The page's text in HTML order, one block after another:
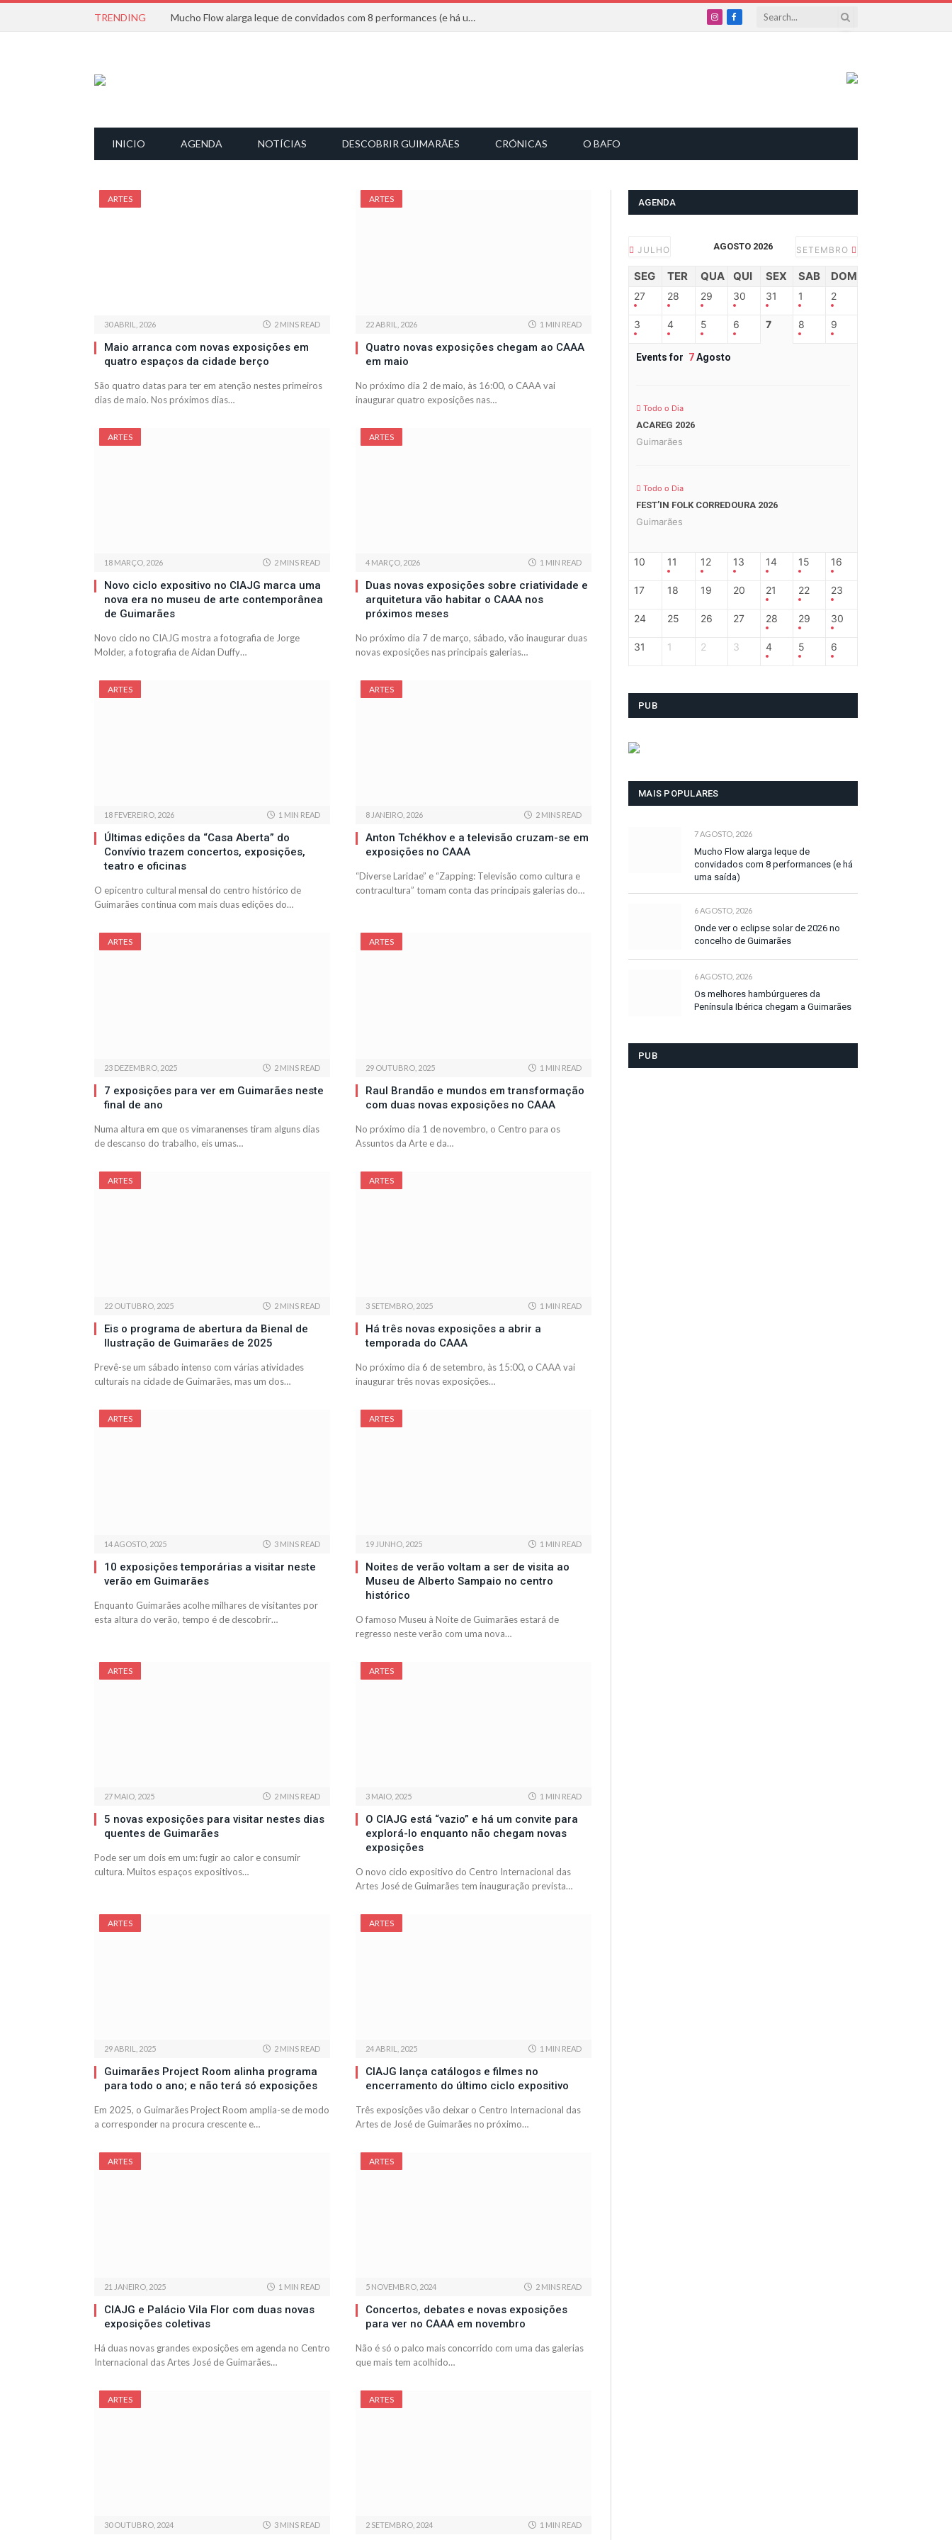
TRENDING Mucho Flow alarga leque de convidados com 8 performances (e há uma saída)
InstagramFacebook
INICIO AGENDA NOTÍCIAS DESCOBRIR GUIMARÃES CRÓNICAS O BAFO
ARTES
30 ABRIL, 2026 2 MINS READ
Maio arranca com novas exposições em
quatro espaços da cidade berço
São quatro datas para ter em atenção nestes primeiros
dias de maio. Nos próximos dias…
ARTES
22 ABRIL, 2026 1 MIN READ
Quatro novas exposições chegam ao CAAA
em maio
No próximo dia 2 de maio, às 16:00, o CAAA vai
inaugurar quatro exposições nas…
ARTES
18 MARÇO, 2026 2 MINS READ
Novo ciclo expositivo no CIAJG marca uma
nova era no museu de arte contemporânea
de Guimarães
Novo ciclo no CIAJG mostra a fotografia de Jorge
Molder, a fotografia de Aidan Duffy…
ARTES
4 MARÇO, 2026 1 MIN READ
Duas novas exposições sobre criatividade e
arquitetura vão habitar o CAAA nos
próximos meses
No próximo dia 7 de março, sábado, vão inaugurar duas
novas exposições nas principais galerias…
ARTES
18 FEVEREIRO, 2026 1 MIN READ
Últimas edições da “Casa Aberta” do
Convívio trazem concertos, exposições,
teatro e oficinas
O epicentro cultural mensal do centro histórico de
Guimarães continua com mais duas edições do…
ARTES
8 JANEIRO, 2026 2 MINS READ
Anton Tchékhov e a televisão cruzam-se em
exposições no CAAA
“Diverse Laridae” e “Zapping: Televisão como cultura e
contracultura” tomam conta das principais galerias do…
ARTES
23 DEZEMBRO, 2025 2 MINS READ
7 exposições para ver em Guimarães neste
final de ano
Numa altura em que os vimaranenses tiram alguns dias
de descanso do trabalho, eis umas…
ARTES
29 OUTUBRO, 2025 1 MIN READ
Raul Brandão e mundos em transformação
com duas novas exposições no CAAA
No próximo dia 1 de novembro, o Centro para os
Assuntos da Arte e da…
ARTES
22 OUTUBRO, 2025 2 MINS READ
Eis o programa de abertura da Bienal de
Ilustração de Guimarães de 2025
Prevê-se um sábado intenso com várias atividades
culturais na cidade de Guimarães, mas um dos…
ARTES
3 SETEMBRO, 2025 1 MIN READ
Há três novas exposições a abrir a
temporada do CAAA
No próximo dia 6 de setembro, às 15:00, o CAAA vai
inaugurar três novas exposições…
ARTES
14 AGOSTO, 2025 3 MINS READ
10 exposições temporárias a visitar neste
verão em Guimarães
Enquanto Guimarães acolhe milhares de visitantes por
esta altura do verão, tempo é de descobrir…
ARTES
19 JUNHO, 2025 1 MIN READ
Noites de verão voltam a ser de visita ao
Museu de Alberto Sampaio no centro
histórico
O famoso Museu à Noite de Guimarães estará de
regresso neste verão com uma nova…
ARTES
27 MAIO, 2025 2 MINS READ
5 novas exposições para visitar nestes dias
quentes de Guimarães
Pode ser um dois em um: fugir ao calor e consumir
cultura. Muitos espaços expositivos…
ARTES
3 MAIO, 2025 1 MIN READ
O CIAJG está “vazio” e há um convite para
explorá-lo enquanto não chegam novas
exposições
O novo ciclo expositivo do Centro Internacional das
Artes José de Guimarães tem inauguração prevista…
ARTES
29 ABRIL, 2025 2 MINS READ
Guimarães Project Room alinha programa
para todo o ano; e não terá só exposições
Em 2025, o Guimarães Project Room amplia-se de modo
a corresponder na procura crescente e…
ARTES
24 ABRIL, 2025 1 MIN READ
CIAJG lança catálogos e filmes no
encerramento do último ciclo expositivo
Três exposições vão deixar o Centro Internacional das
Artes de José de Guimarães no próximo…
ARTES
21 JANEIRO, 2025 1 MIN READ
CIAJG e Palácio Vila Flor com duas novas
exposições coletivas
Há duas novas grandes exposições em agenda no Centro
Internacional das Artes José de Guimarães…
ARTES
5 NOVEMBRO, 2024 2 MINS READ
Concertos, debates e novas exposições
para ver no CAAA em novembro
Não é só o palco mais concorrido com uma das galerias
que mais tem acolhido…
ARTES
30 OUTUBRO, 2024 3 MINS READ
ARTES
2 SETEMBRO, 2024 1 MIN READ
AGENDA
JULHO AGOSTO 2026 SETEMBRO
SEG TER QUA QUI SEX SAB DOM
27 28 29 30 31 1 2
3 4 5 6 7 8 9
Events for 7Agosto
Todo o Dia
ACAREG 2026
Guimarães
Todo o Dia
FEST’IN FOLK CORREDOURA 2026
Guimarães
10 11 12 13 14 15 16
17 18 19 20 21 22 23
24 25 26 27 28 29 30
31 1 2 3 4 5 6
PUB
MAIS POPULARES
7 AGOSTO, 2026
Mucho Flow alarga leque de
convidados com 8 performances (e há
uma saída)
6 AGOSTO, 2026
Onde ver o eclipse solar de 2026 no
concelho de Guimarães
6 AGOSTO, 2026
Os melhores hambúrgueres da
Península Ibérica chegam a Guimarães
PUB